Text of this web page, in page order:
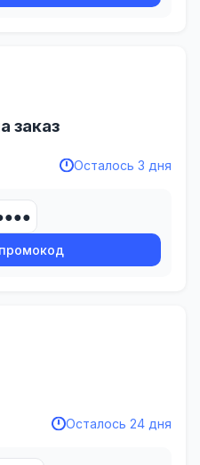
заказ
Осталось 3 дня
Осталось 24 дня